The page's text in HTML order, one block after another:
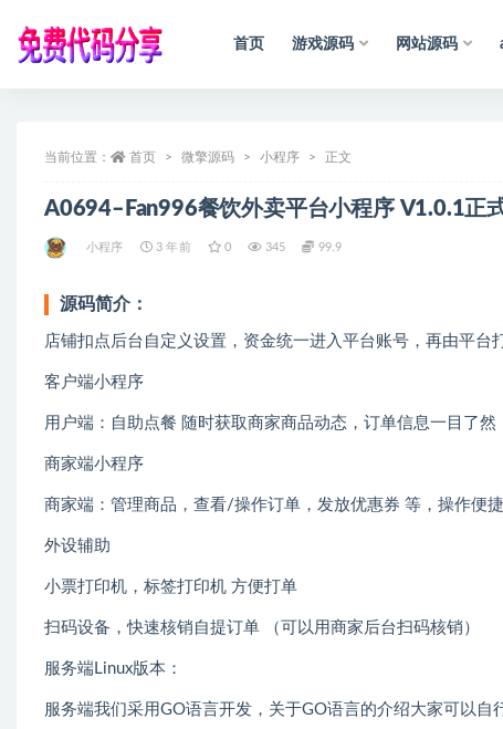
首页 游戏源码 网站源码
当前位置： 首页 微擎源码 小程序 正文
A0694–Fan996餐饮外卖平台小程序 V1.0.1正
小程序 3 年前 0 345 99.9
源码简介：
店铺扣点后台自定义设置，资金统一进入平台账号，再由平台
客户端小程序
用户端：自助点餐 随时获取商家商品动态，订单信息一目了然
商家端小程序
商家端：管理商品，查看/操作订单，发放优惠券 等，操作便捷
外设辅助
小票打印机，标签打印机 方便打单
扫码设备，快速核销自提订单 （可以用商家后台扫码核销）
服务端Linux版本：
服务端我们采用GO语言开发，关于GO语言的介绍大家可以